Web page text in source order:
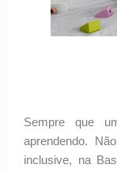
Sempre que
aprendendo.
inclusive, na